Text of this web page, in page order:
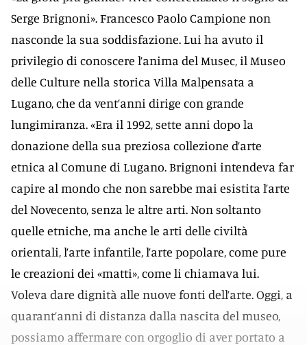
Serge Brignoni». Francesco Paolo Campione non
nasconde la sua soddisfazione. Lui ha avuto il
privilegio di conoscere l’anima del Musec, il Museo
delle Culture nella storica Villa Malpensata a
Lugano, che da vent’anni dirige con grande
lungimiranza. «Era il 1992, sette anni dopo la
donazione della sua preziosa collezione d’arte
etnica al Comune di Lugano. Brignoni intendeva far
capire al mondo che non sarebbe mai esistita l’arte
del Novecento, senza le altre arti. Non soltanto
quelle etniche, ma anche le arti delle civiltà
orientali, l’arte infantile, l’arte popolare, come pure
le creazioni dei «matti», come li chiamava lui.
Voleva dare dignità alle nuove fonti dell’arte. Oggi, a
quarant’anni di distanza dalla nascita del museo,
possiamo affermare con orgoglio di aver portato a